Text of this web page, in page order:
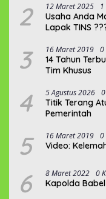
2 12 Maret 2025
Usaha Anda
Lapak TINS
3 16 Maret 2019 0
14 Tahun
Tim Khusus
4 5 Agustus 2026
Titik Terang
Pemerintah
5 16 Maret 2019 0
Video:
6 8 Maret 2022 0
Kapolda